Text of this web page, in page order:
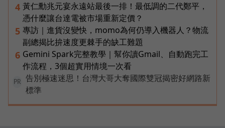
4 黃仁勳兆元宴永遠站最後一排！最低調的二代鄭平，
憑什麼讓台達電被市場重新定價？
5 專訪｜進貨沒變快，momo為何仍導入機器人？物流
副總揭比拚速度更棘手的缺工難題
6 Gemini Spark完整教學｜幫你讀Gmail、自動跑完工
作流程，3個超實用情境一次看
PR
告別極速迷思！台灣大哥大奪國際雙冠揭密好網路新
標準